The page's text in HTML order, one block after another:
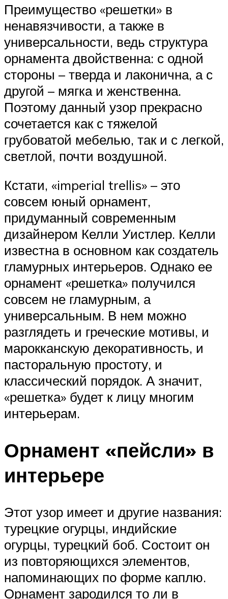
Преимущество «решетки» в
ненавязчивости, а также в
универсальности, ведь структура
орнамента двойственна: с одной
стороны – тверда и лаконична, а с
другой – мягка и женственна.
Поэтому данный узор прекрасно
сочетается как с тяжелой
грубоватой мебелью, так и с легкой,
светлой, почти воздушной.
Кстати, «imperial trellis» – это
совсем юный орнамент,
придуманный современным
дизайнером Келли Уистлер. Келли
известна в основном как создатель
гламурных интерьеров. Однако ее
орнамент «решетка» получился
совсем не гламурным, а
универсальным. В нем можно
разглядеть и греческие мотивы, и
марокканскую декоративность, и
пасторальную простоту, и
классический порядок. А значит,
«решетка» будет к лицу многим
интерьерам.
Орнамент «пейсли» в
интерьере
Этот узор имеет и другие названия:
турецкие огурцы, индийские
огурцы, турецкий боб. Состоит он
из повторяющихся элементов,
напоминающих по форме каплю.
Орнамент зародился то ли в